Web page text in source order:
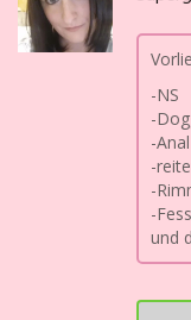
-NS
-
-
-
-
-
und